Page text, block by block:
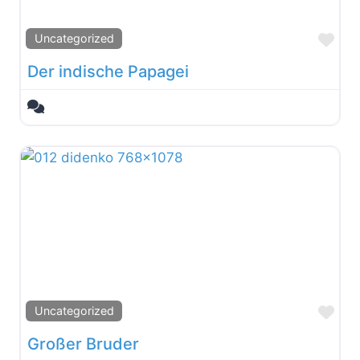
Uncategorized
Der indische Papagei
Uncategorized
Großer Bruder